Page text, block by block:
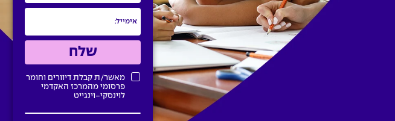
מאשר/ת קבלת דיוורים וחומר
פרסומי מהמרכז האקדמי
לוינסקי-וינגייט